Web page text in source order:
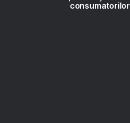
consumatorilor